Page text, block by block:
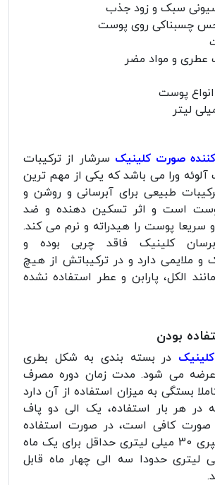
سبک و زود جذب
چسبناکی روی پوست
عطری و مواد مضر
پوست
صورت کلینیک سرشار از ترکیبات
آلوئه ورا می باشد که یکی از مهم ترین
طبیعی برای آبرسانی و روشن و
است و اثر تسکین دهنده و ضد
و سریعا پوست را هیدراته و نرم می کند.
کلینیک فاقد چربی بوده و
و ملایمی دارد و در ترکیباتش از هیچ
الکل، پارابن و عطر استفاده نشده
بودن
در بسته بندی به شکل بطری
عرضه می شود. مدت زمان دوره مصرف
بستگی به میزان استفاده از آن دارد
در هر بار استفاده، یک الی دو پاف
صورت کافی است، در صورت استفاده
مداوم، بطری اسپری 30 میلی لیتری حداقل برای یک ماه
125 میلی لیتری حدودا سه الی چهار ماه قابل